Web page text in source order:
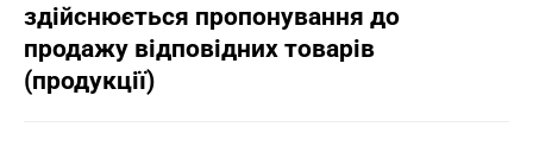
здійснюється пропонування до
продажу відповідних товарів
(продукції)